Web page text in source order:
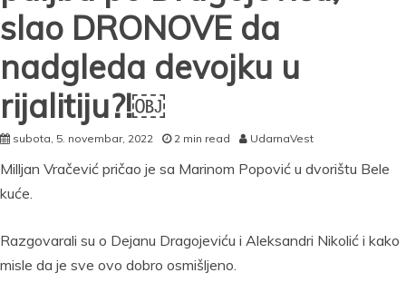
slao DRONOVE da
nadgleda devojku u
rijalitiju?!￼
subota, 5. novembar, 2022 2 min read UdarnaVest
Milljan Vračević pričao je sa Marinom Popović u dvorištu Bele
kuće.
Razgovarali su o Dejanu Dragojeviću i Aleksandri Nikolić i kako
misle da je sve ovo dobro osmišljeno.